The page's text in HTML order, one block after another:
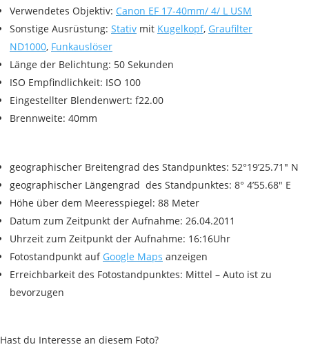
Verwendetes Objektiv: Canon EF 17-40mm/ 4/ L USM
Sonstige Ausrüstung: Stativ mit Kugelkopf, Graufilter
ND1000, Funkauslöser
Länge der Belichtung: 50 Sekunden
ISO Empfindlichkeit: ISO 100
Eingestellter Blendenwert: f22.00
Brennweite: 40mm
geographischer Breitengrad des Standpunktes: 52°19’25.71″ N
geographischer Längengrad des Standpunktes: 8° 4’55.68″ E
Höhe über dem Meeresspiegel: 88 Meter
Datum zum Zeitpunkt der Aufnahme: 26.04.2011
Uhrzeit zum Zeitpunkt der Aufnahme: 16:16Uhr
Fotostandpunkt auf Google Maps anzeigen
Erreichbarkeit des Fotostandpunktes: Mittel – Auto ist zu
bevorzugen
Hast du Interesse an diesem Foto?